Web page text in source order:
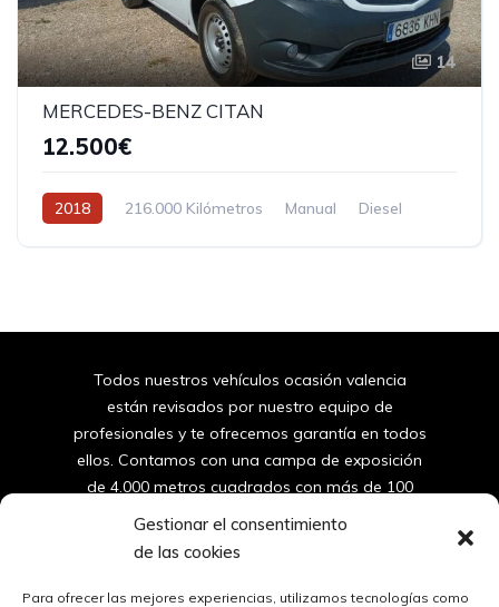
Gestionar el consentimiento
de las cookies
Para ofrecer las mejores experiencias, utilizamos tecnologías como
14
MERCEDES-BENZ CITAN
12.500€
2018 216.000 Kilómetros Manual
Diesel
Todos nuestros vehículos ocasión valencia
están revisados por nuestro equipo de
profesionales y te ofrecemos garantía en todos
ellos. Contamos con una campa de exposición
de 4.000 metros cuadrados con más de 100
furgonetas y coches de segunda mano de
96150 10 42